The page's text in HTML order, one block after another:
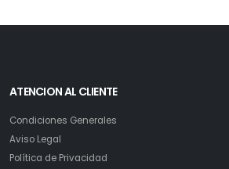
ATENCION AL CLIENTE
Condiciones Generales
Aviso Legal
Política de Privacidad